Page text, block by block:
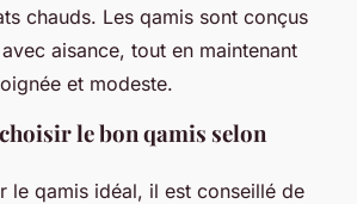
chauds. Les qamis sont conçus
aisance, tout en maintenant
et modeste.
le bon qamis selon
le qamis idéal, il est conseillé de